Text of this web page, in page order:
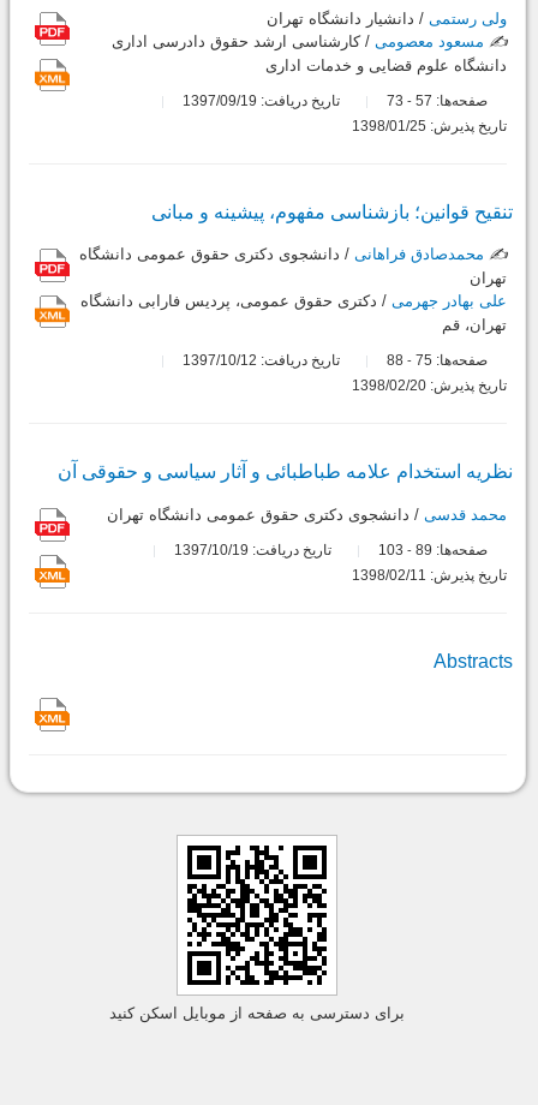
ولی رستمی / دانشیار دانشگاه تهران
✍️ مسعود معصومی / کارشناسی ارشد حقوق دادرسی اداری
دانشگاه علوم قضایی و خدمات اداری
صفحه‌ها: 57
-
تاریخ دریافت: 1397/09/19
تاریخ پذیرش: 1398/01/25
تنقیح قوانین؛ بازشناسی مفهوم، پیشینه و مبانی
✍️ محمدصادق فراهانی / دانشجوی دکتری حقوق عمومی دانشگاه
تهران
علی بهادر جهرمی / دکتری حقوق عمومی، پردیس فارابی دانشگاه
تهران، قم
صفحه‌ها: 75
-
تاریخ دریافت: 1397/10/12
تاریخ پذیرش: 1398/02/20
نظریه استخدام علامه طباطبائی و آثار سیاسی و حقوقی آن
محمد قدسی / دانشجوی دکتری حقوق عمومی دانشگاه تهران
صفحه‌ها: 89
-
تاریخ دریافت: 1397/10/19
تاریخ پذیرش: 1398/02/11
Abstracts
برای دسترسی به صفحه از موبایل اسکن کنید